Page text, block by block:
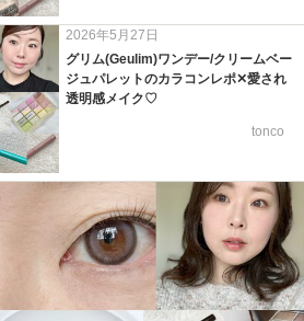
2026年5月27日
グリム(Geulim)ワンデー/クリームベー
ジュパレットのカラコンレポ✕愛され
透明感メイク♡
tonco